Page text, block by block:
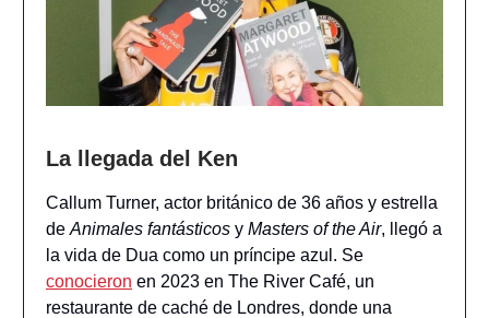
La llegada del Ken
Callum Turner, actor británico de 36 años y estrella
de Animales fantásticos y Masters of the Air, llegó a
la vida de Dua como un príncipe azul. Se
conocieron en 2023 en The River Café, un
restaurante de caché de Londres, donde una